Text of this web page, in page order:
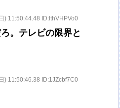
) 11:50:44.48 ID:lthVHPVo0
。テレビの限界と
) 11:50:46.38 ID:1JZcbf7C0